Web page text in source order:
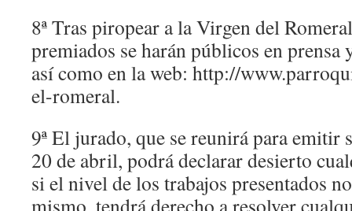
8ª Tras piropear a la Virgen del
premiados se harán públicos en
así como en la web: http://
el-romeral.
9ª El jurado, que se reunirá para emitir
20 de abril, podrá declarar desierto
si el nivel de los trabajos presentados